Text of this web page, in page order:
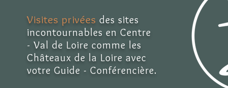
Visites privées des sites
incontournables en Centre
- Val de Loire comme les
Châteaux de la Loire avec
votre Guide - Conférencière.